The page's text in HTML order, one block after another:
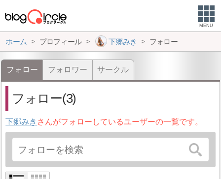
MENU
ホーム プロフィール 下郷みき フォロー
フォロー フォロワー サークル
フォロー(3)
下郷みき さんがフォローしているユーザーの一覧です。